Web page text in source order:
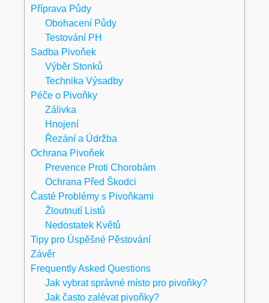
Příprava Půdy
Obohacení Půdy
Testování PH
Sadba Pivoňek
Výběr Stonků
Technika Výsadby
Péče o Pivoňky
Zálivka
Hnojení
Řezání a Údržba
Ochrana Pivoňek
Prevence Proti Chorobám
Ochrana Před Škodci
Časté Problémy s Pivoňkami
Žloutnutí Listů
Nedostatek Květů
Tipy pro Úspěšné Pěstování
Závěr
Frequently Asked Questions
Jak vybrat správné místo pro pivoňky?
Jak často zalévat pivoňky?